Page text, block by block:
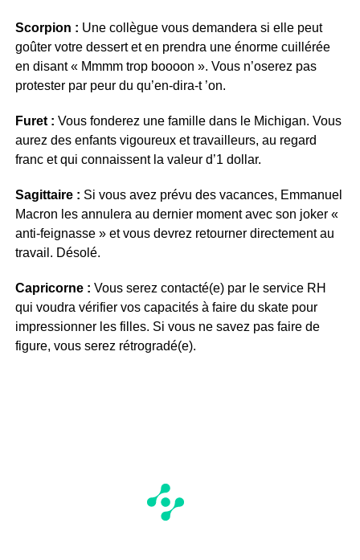
Scorpion : Une collègue vous demandera si elle peut
goûter votre dessert et en prendra une énorme cuillérée
en disant « Mmmm trop boooon ». Vous n’oserez pas
protester par peur du qu’en-dira-t ’on.
Furet : Vous fonderez une famille dans le Michigan. Vous
aurez des enfants vigoureux et travailleurs, au regard
franc et qui connaissent la valeur d’1 dollar.
Sagittaire : Si vous avez prévu des vacances, Emmanuel
Macron les annulera au dernier moment avec son joker «
anti-feignasse » et vous devrez retourner directement au
travail. Désolé.
Capricorne : Vous serez contacté(e) par le service RH
qui voudra vérifier vos capacités à faire du skate pour
impressionner les filles. Si vous ne savez pas faire de
figure, vous serez rétrogradé(e).